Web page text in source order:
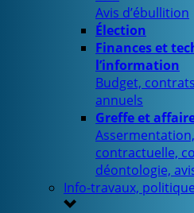
Avis d’ébullition
Élection
Finances et
l’information
Budget,
annuels
Greffe et
contractuelle,
déontologie,
Info-travaux,